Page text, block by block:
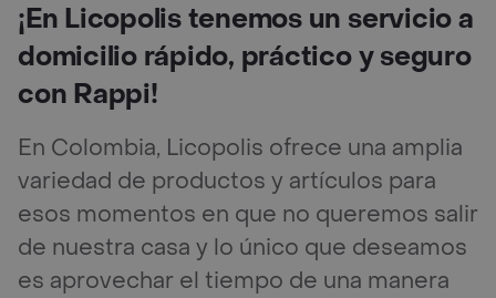
¡En Licopolis tenemos un servicio a
domicilio rápido, práctico y seguro
con Rappi!
En Colombia, Licopolis ofrece una amplia
variedad de productos y artículos para
esos momentos en que no queremos salir
de nuestra casa y lo único que deseamos
es aprovechar el tiempo de una manera